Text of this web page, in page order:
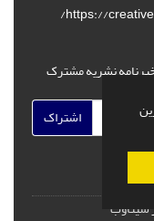
https://
نشریه مشترک
اشتراک
سیناوب